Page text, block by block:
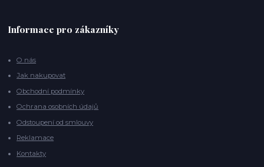
Informace pro zákazníky
O nás
Jak nakupovat
Obchodní podmínky
Ochrana osobních údajů
Odstoupení od smlouvy
Reklamace
Kontakty